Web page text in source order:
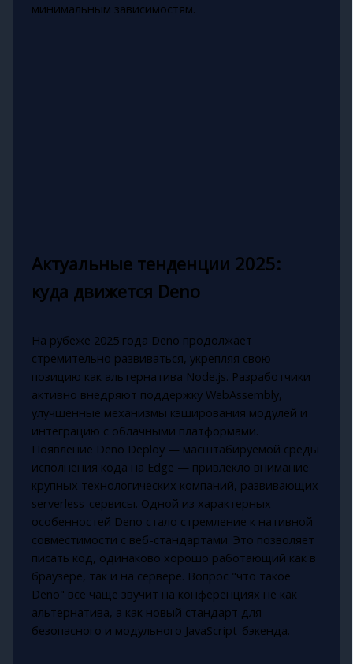
минимальным зависимостям.
Актуальные тенденции 2025:
куда движется Deno
На рубеже 2025 года Deno продолжает
стремительно развиваться, укрепляя свою
позицию как альтернатива Node.js. Разработчики
активно внедряют поддержку WebAssembly,
улучшенные механизмы кэширования модулей и
интеграцию с облачными платформами.
Появление Deno Deploy — масштабируемой среды
исполнения кода на Edge — привлекло внимание
крупных технологических компаний, развивающих
serverless-сервисы. Одной из характерных
особенностей Deno стало стремление к нативной
совместимости с веб-стандартами. Это позволяет
писать код, одинаково хорошо работающий как в
браузере, так и на сервере. Вопрос "что такое
Deno" всё чаще звучит на конференциях не как
альтернатива, а как новый стандарт для
безопасного и модульного JavaScript-бэкенда.